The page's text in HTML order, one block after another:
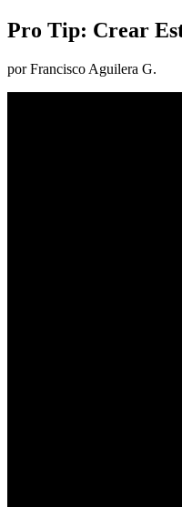
Pro Tip: Crear
por Francisco Aguilera G.